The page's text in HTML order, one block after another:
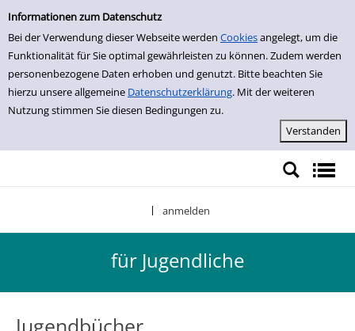
für Jugendliche
Informationen zum Datenschutz
Bei der Verwendung dieser Webseite werden Cookiesangelegt, um die
Funktionalität für Sie optimal gewährleisten zu können. Zudem werden
personenbezogene Daten erhoben und genutzt. Bitte beachten Sie
hierzu unsere allgemeine Datenschutzerklärung. Mit der weiteren
Nutzung stimmen Sie diesen Bedingungen zu.
anmelden
für Jugendliche
Jugendbücher